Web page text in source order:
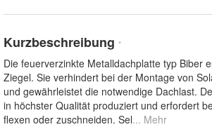
Kurzbeschreibung *
Die feuerverzinkte Metalldachplatte typ Biber
Ziegel. Sie verhindert bei der Montage von
und gewährleistet die notwendige Dachlast.
in höchster Qualität produziert und erfordert
flexen oder zuschneiden. Sel... Mehr